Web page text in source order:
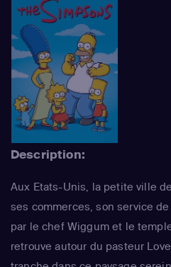
Description:
Aux Etats-Unis, la petite ville
ses commerces, son service
par le chef Wiggum et le
retrouve autour du pasteur